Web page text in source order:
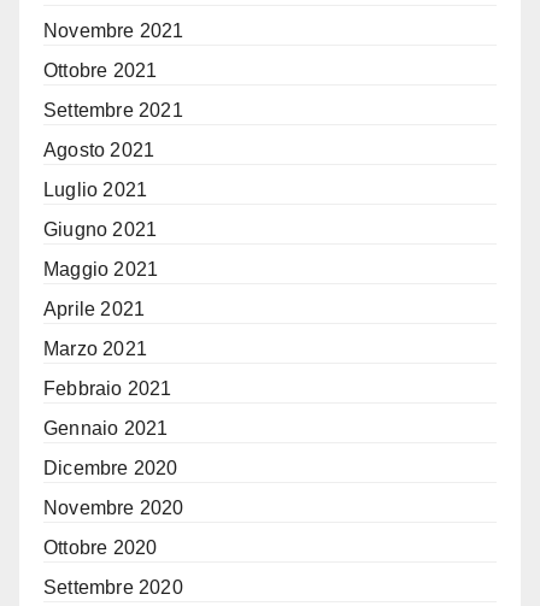
Novembre 2021
Ottobre 2021
Settembre 2021
Agosto 2021
Luglio 2021
Giugno 2021
Maggio 2021
Aprile 2021
Marzo 2021
Febbraio 2021
Gennaio 2021
Dicembre 2020
Novembre 2020
Ottobre 2020
Settembre 2020